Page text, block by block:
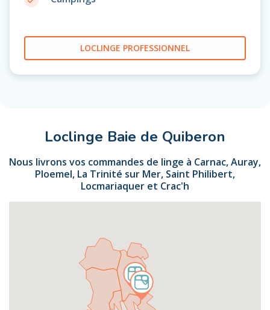
LOCLINGE PROFESSIONNEL
Loclinge Baie de Quiberon
Nous livrons vos commandes de linge à Carnac, Auray,
Ploemel, La Trinité sur Mer, Saint Philibert,
Locmariaquer et Crac'h